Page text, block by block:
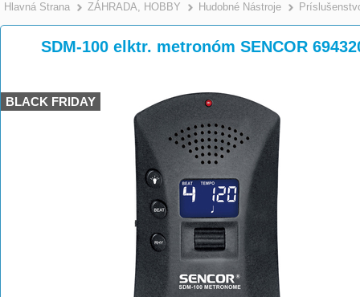
Hlavná Strana >
ZÁHRADA, HOBBY >
Hudobné Nástroje
SDM-100 elktr. metronóm SENCOR
BLACK FRIDAY